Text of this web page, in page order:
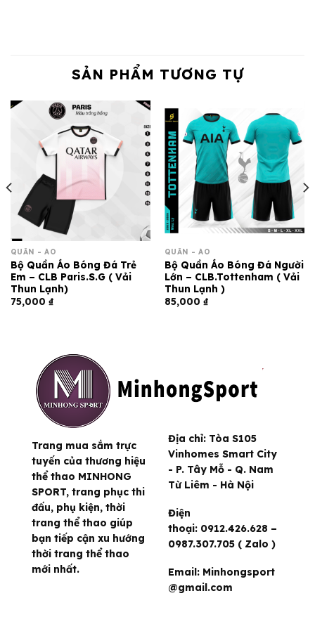
SẢN PHẨM TƯƠNG TỰ
QUẦN - ÁO
Bộ Quần Áo Bóng Đá Trẻ
Em – CLB Paris.S.G ( Vải
Thun Lạnh)
75,000 ₫
QUẦN - ÁO
Bộ Quần Áo Bóng Đá Người
Lớn – CLB.Tottenham ( Vải
Thun Lạnh )
85,000 ₫
Trang mua sắm trực
tuyến của thương hiệu
thể thao MINHONG
SPORT, trang phục thi
đấu, phụ kiện, thời
trang thể thao giúp
bạn tiếp cận xu hướng
thời trang thể thao
mới nhất.
Địa chỉ: Tòa S105
Vinhomes Smart City
- P. Tây Mỗ - Q. Nam
Từ Liêm - Hà Nội
Điện
thoại: 0912.426.628 –
0987.307.705 ( Zalo )
Email: Minhongsport
@gmail.com